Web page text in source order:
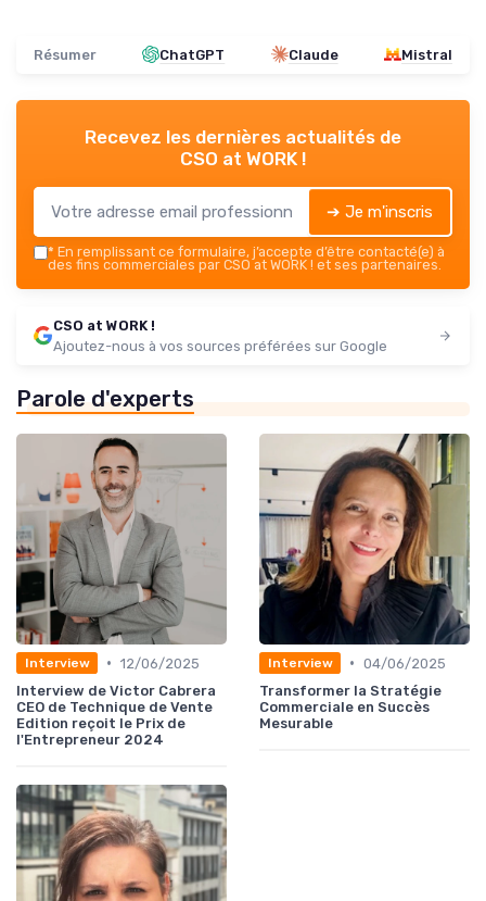
Résumer ChatGPT Claude Mistral
Recevez les dernières actualités de
CSO at WORK !
➔ Je m'inscris
* En remplissant ce formulaire, j’accepte d’être contacté(e) à
des fins commerciales par CSO at WORK ! et ses partenaires.
CSO at WORK !
Ajoutez-nous à vos sources préférées sur Google
Parole d'experts
Interview • 12/06/2025
Interview de Victor Cabrera
CEO de Technique de Vente
Edition reçoit le Prix de
l'Entrepreneur 2024
Interview • 04/06/2025
Transformer la Stratégie
Commerciale en Succès
Mesurable